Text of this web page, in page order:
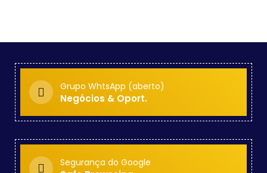
Grupo WhtsApp (aberto)
Negócios & Oport.
Segurança do Google